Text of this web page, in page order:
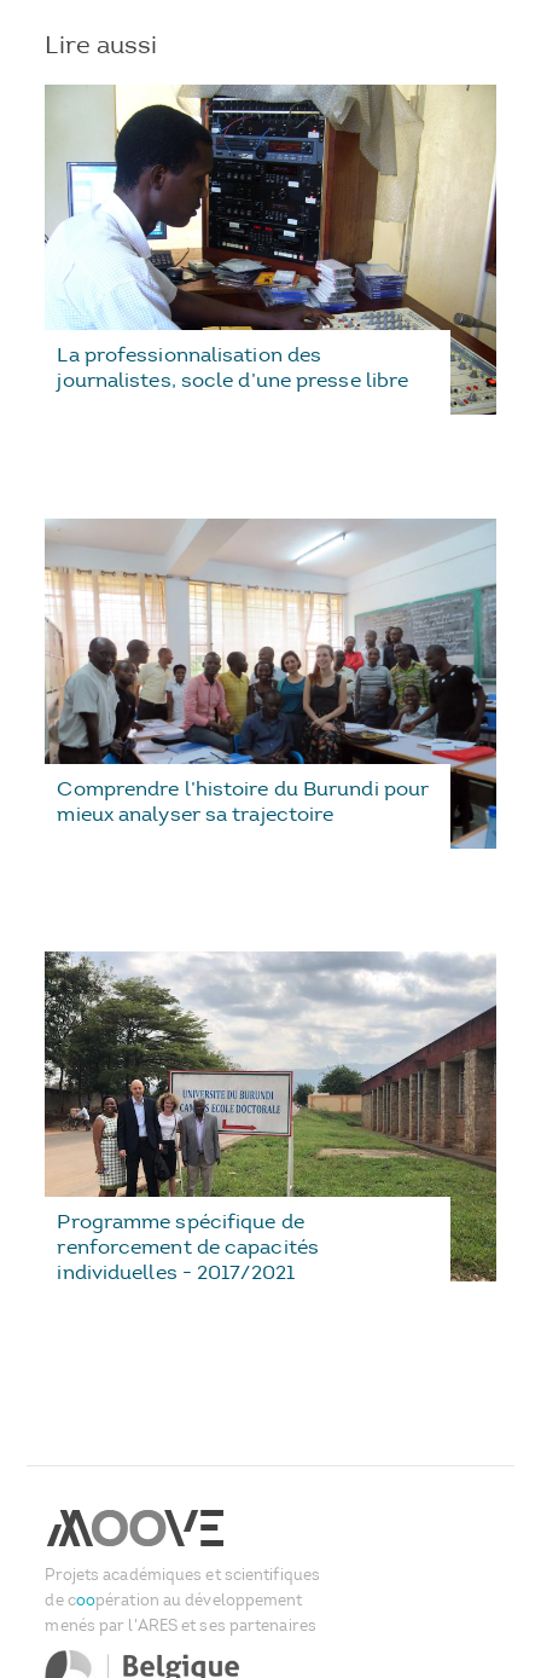
Lire aussi
La professionnalisation des
journalistes, socle d’une presse libre
Comprendre l’histoire du Burundi pour
mieux analyser sa trajectoire
Programme spécifique de
renforcement de capacités
individuelles - 2017/2021
Projets académiques et scientifiques
de coopération au développement
menés par l'ARES et ses partenaires